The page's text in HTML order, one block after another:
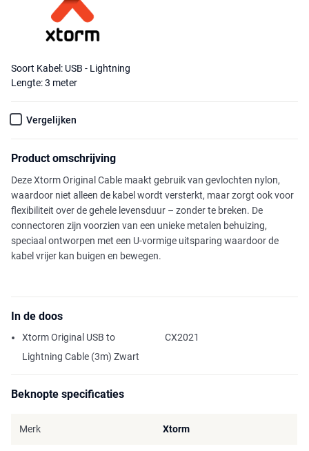
Soort Kabel: USB - Lightning
Lengte: 3 meter
Vergelijken
Product omschrijving
Deze Xtorm Original Cable maakt gebruik van gevlochten nylon,
waardoor niet alleen de kabel wordt versterkt, maar zorgt ook voor
flexibiliteit over de gehele levensduur – zonder te breken. De
connectoren zijn voorzien van een unieke metalen behuizing,
speciaal ontworpen met een U-vormige uitsparing waardoor de
kabel vrijer kan buigen en bewegen.
In de doos
Xtorm Original USB to
Lightning Cable (3m) Zwart
CX2021
Beknopte specificaties
Merk Xtorm